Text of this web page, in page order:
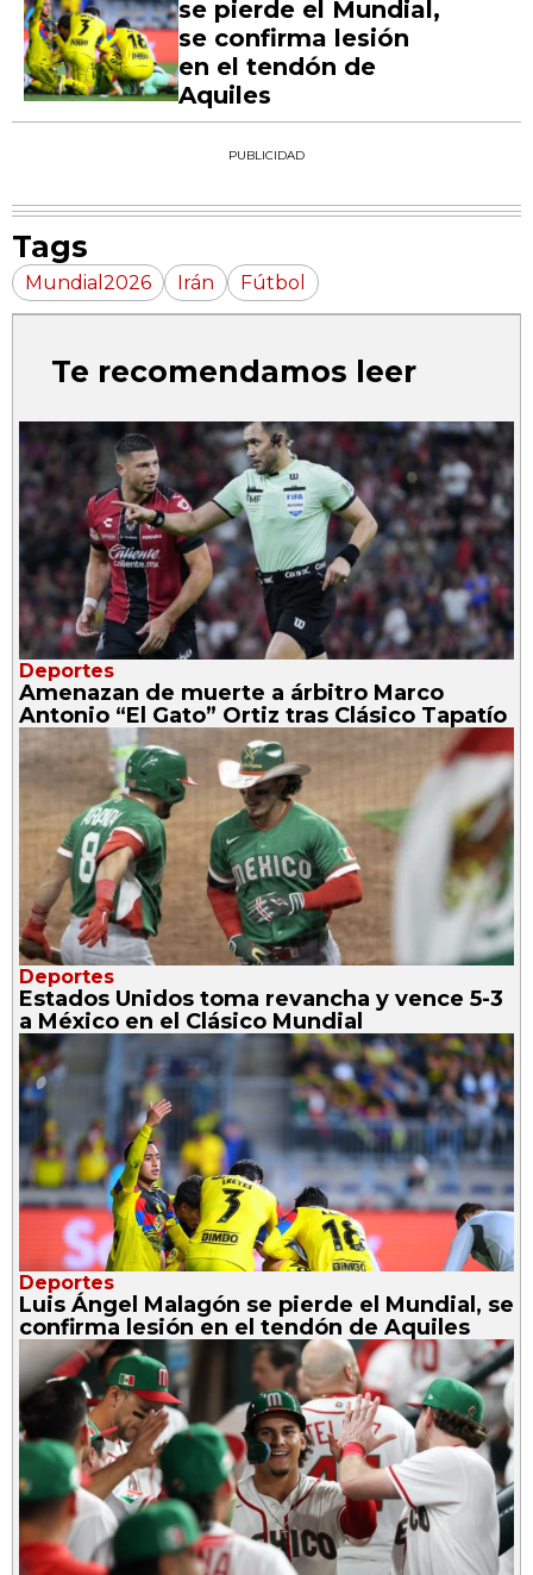
se pierde el Mundial,
se confirma lesión
en el tendón de
Aquiles
PUBLICIDAD
Tags
Mundial2026 Irán Fútbol
Te recomendamos leer
Deportes
Amenazan de muerte a árbitro Marco
Antonio “El Gato” Ortiz tras Clásico Tapatío
Deportes
Estados Unidos toma revancha y vence 5-3
a México en el Clásico Mundial
Deportes
Luis Ángel Malagón se pierde el Mundial, se
confirma lesión en el tendón de Aquiles